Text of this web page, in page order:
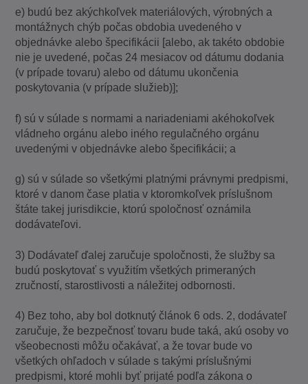
e) budú bez akýchkoľvek materiálových, výrobných a
montážnych chýb počas obdobia uvedeného v
objednávke alebo špecifikácii [alebo, ak takéto obdobie
nie je uvedené, počas 24 mesiacov od dátumu dodania
(v prípade tovaru) alebo od dátumu ukončenia
poskytovania (v prípade služieb)];
f) sú v súlade s normami a nariadeniami akéhokoľvek
vládneho orgánu alebo iného regulačného orgánu
uvedenými v objednávke alebo špecifikácii; a
g) sú v súlade so všetkými platnými právnymi predpismi,
ktoré v danom čase platia v ktoromkoľvek príslušnom
štáte takej jurisdikcie, ktorú spoločnosť oznámila
dodávateľovi.
3) Dodávateľ ďalej zaručuje spoločnosti, že služby sa
budú poskytovať s využitím všetkých primeraných
zručností, starostlivosti a náležitej odbornosti.
4) Bez toho, aby bol dotknutý článok 6 ods. 2, dodávateľ
zaručuje, že bezpečnosť tovaru bude taká, akú osoby vo
všeobecnosti môžu očakávať, a že tovar bude vo
všetkých ohľadoch v súlade s takými príslušnými
predpismi, ktoré mohli byť prijaté podľa zákona o